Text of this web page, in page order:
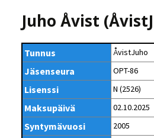
Juho Åvist
Tunnus ÅvistJuho
Jäsenseura OPT-86
Lisenssi N (2526)
Maksupäivä 02.10.2025
Syntymävuosi 2005